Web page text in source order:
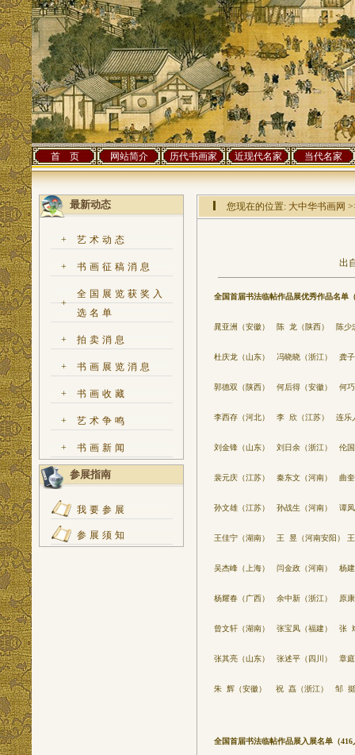
首 页 网站简介 历代书画家 近现代名家 当代名家
最新动态
+ 艺术动态
+ 书画征稿消息
+
全国展览获奖入
选名单
+ 拍卖消息
+ 书画展览消息
+ 书画收藏
+ 艺术争鸣
+ 书画新闻
参展指南
我要参展
参展须知
您现在的位置: 大中华书画网
出
全国首届书法临帖作品展优秀作品名单
晁亚洲（安徽） 陈 龙（陕西） 陈少
杜庆龙（山东） 冯晓晓（浙江） 龚
郭德双（陕西） 何后得（安徽） 何
李西存（河北） 李 欣（江苏） 连乐
刘金锋（山东） 刘日余（浙江） 伦
裴元庆（江苏） 秦东文（河南） 曲
孙文雄（江苏） 孙战生（河南） 谭凤
王佳宁（湖南） 王 昱（河南安阳）
吴杰峰（上海） 闫金政（河南） 杨
杨耀春（广西） 余中新（浙江） 原
曾文轩（湖南） 张宝凤（福建） 张
张其亮（山东） 张述平（四川） 章
朱 辉（安徽） 祝 嚞（浙江） 邹 挺
全国首届书法临帖作品展入展名单（416